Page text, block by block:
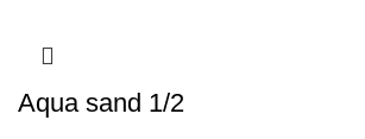
Aqua sand 1/2